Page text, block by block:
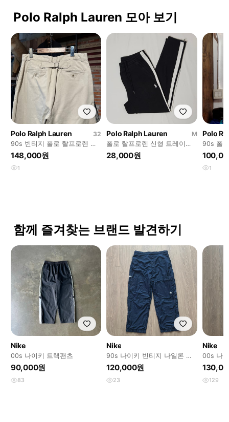
Polo Ralph Lauren 모아 보기
Polo Ralph Lauren
32
90s 빈티지 폴로 랄프로렌 신
치백 치노 팬츠
148,000원
1
Polo Ralph Lauren
M
폴로 랄프로렌 신형 트레이닝
스웻팬츠 바지 자수포니 정품
M
28,000원
Polo
90s 폴
츠 (Polo
1
함께 즐겨찾는 브랜드 발견하기
Nike
00s 나이키 트랙팬츠
90,000원
83
Nike
90s 나이키 빈티지 나일론 트
랙팬츠
120,000원
23
Nike
00s 나
츠
129